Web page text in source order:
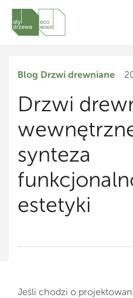
Blog Drzwi drewniane
Drzwi
synteza
estetyki
Jeśli chodzi o